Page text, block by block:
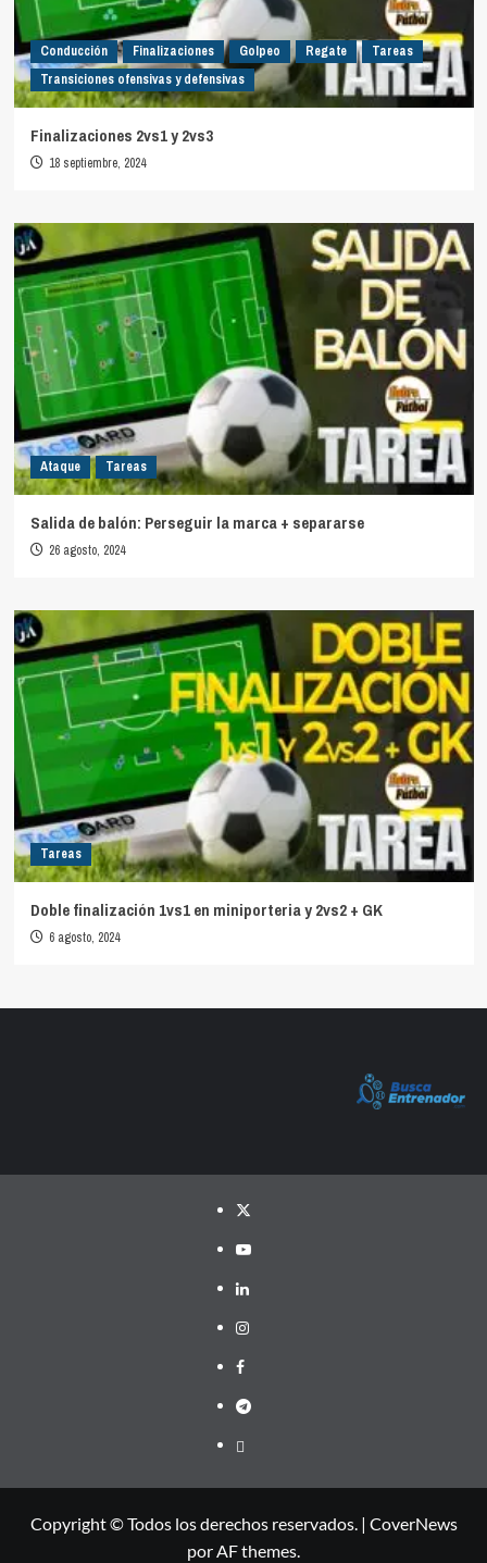
Conducción Finalizaciones Golpeo Regate
Tareas
Transiciones ofensivas y defensivas
Finalizaciones 2vs1 y 2vs3
18 septiembre, 2024
Ataque Tareas
Salida de balón: Perseguir la marca + separarse
26 agosto, 2024
Tareas
Doble finalización 1vs1 en miniporteria y 2vs2 + GK
6 agosto, 2024
Twitter
YouTube
LinkedIn
Instagram
Facebook
Telegram
PayPal
Copyright © Todos los derechos reservados. | CoverNews
por AF themes.